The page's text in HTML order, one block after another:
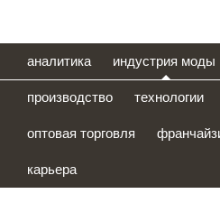
аналитика индустрия моды
производство технологии
оптовая торговля
карьера